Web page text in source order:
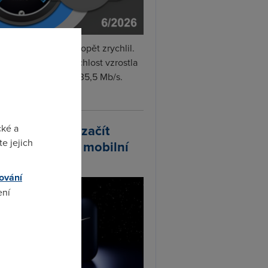
internet v červnu opět zrychlil.
naměřená rychlost vzrostla
o 4 % na 35,5 Mb/s.
plánuje začít
vlastní mobilní
a
jejich